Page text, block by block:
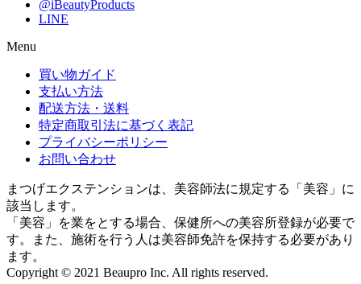
@iBeautyProducts
LINE
Menu
買い物ガイド
支払い方法
配送方法・送料
特定商取引法に基づく表記
プライバシーポリシー
お問い合わせ
まつげエクステンションは、美容師法に規定する「美容」に
該当します。
「美容」を業をとする場合、保健所への美容所登録が必要で
す。また、施術を行う人は美容師免許を保持する必要があり
ます。
Copyright © 2021 Beaupro Inc. All rights reserved.